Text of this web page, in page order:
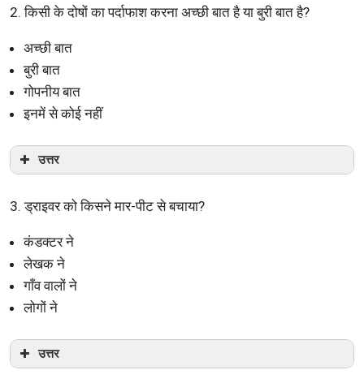
2. किसी के दोषों का पर्दाफाश करना अच्छी बात है या बुरी बात है?
अच्छी बात
बुरी बात
गोपनीय बात
इनमें से कोई नहीं
उत्तर
3. ड्राइवर को किसने मार-पीट से बचाया?
कंडक्टर ने
लेखक ने
गाँव वालों ने
लोगों ने
उत्तर